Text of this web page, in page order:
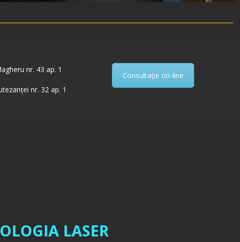
nr. 43 ap. 1
nr. 32 ap. 1
Consultație on-line
LASER